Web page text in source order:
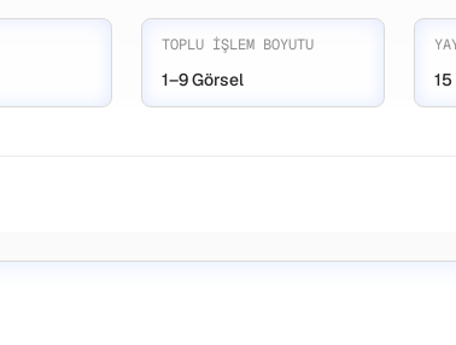
TOPLU İŞLEM BOYUTU
1–9 Görsel